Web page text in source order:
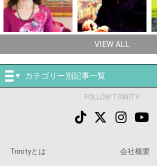
VIEW ALL
カテゴリー別記事一覧
FOLLOW TRINITY
Trinityとは 会社概要